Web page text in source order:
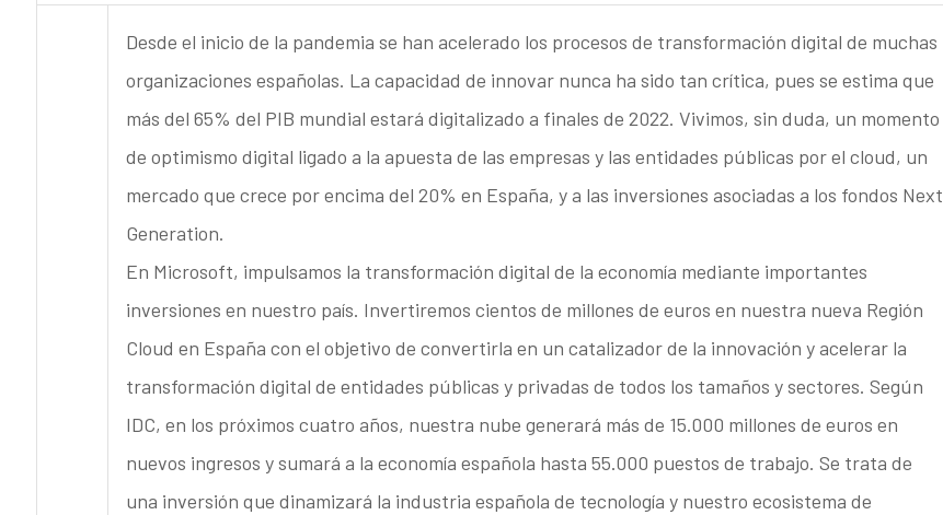
Desde el inicio de la pandemia se han acelerado los procesos de transformación digital de muchas
organizaciones españolas. La capacidad de innovar nunca ha sido tan crítica, pues se estima que
más del 65% del PIB mundial estará digitalizado a finales de 2022. Vivimos, sin duda, un momento
de optimismo digital ligado a la apuesta de las empresas y las entidades públicas por el cloud, un
mercado que crece por encima del 20% en España, y a las inversiones asociadas a los fondos Next
Generation.
En Microsoft, impulsamos la transformación digital de la economía mediante importantes
inversiones en nuestro país. Invertiremos cientos de millones de euros en nuestra nueva Región
Cloud en España con el objetivo de convertirla en un catalizador de la innovación y acelerar la
transformación digital de entidades públicas y privadas de todos los tamaños y sectores. Según
IDC, en los próximos cuatro años, nuestra nube generará más de 15.000 millones de euros en
nuevos ingresos y sumará a la economía española hasta 55.000 puestos de trabajo. Se trata de
una inversión que dinamizará la industria española de tecnología y nuestro ecosistema de